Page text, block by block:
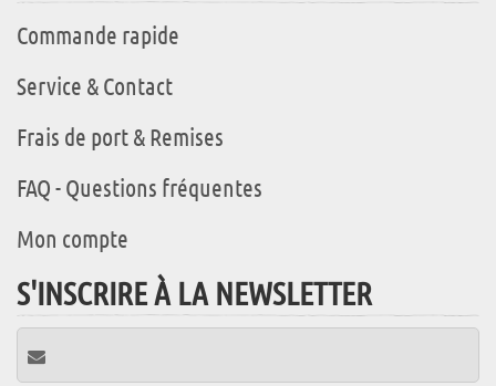
Commande rapide
Service & Contact
Frais de port & Remises
FAQ - Questions fréquentes
Mon compte
S'INSCRIRE À LA NEWSLETTER